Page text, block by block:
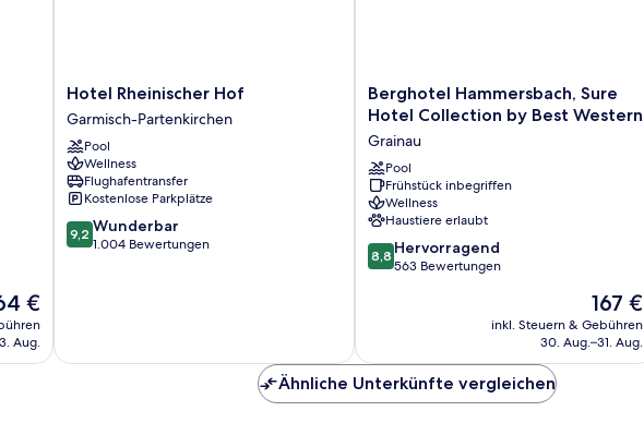
€
Aug.
Hotel
Rheinischer
Hof
Garmisch-
Partenkirchen
Hotel Rheinischer Hof
Garmisch-Partenkirchen
Pool
Wellness
Flughafentransfer
Kostenlose Parkplätze
9.2
von
9,2 Wunderbar
1.004 Bewertungen
Berghotel
Hammersbach,
Hotel
Collection
by
Best
Western
Grainau
Berghotel Hammersbach, Sure
Hotel Collection by Best Western
Grainau
Pool
Frühstück inbegriffen
Wellness
Haustiere erlaubt
8.8
von
8,8 Hervorragend
563 Bewertungen
Der
Preis
beträgt
167 €
inkl. Steuern & Gebühren
30. Aug.–31. Aug.
Ähnliche Unterkünfte vergleichen